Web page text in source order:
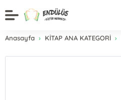
Anasayfa KİTAP ANA KATEGORİ